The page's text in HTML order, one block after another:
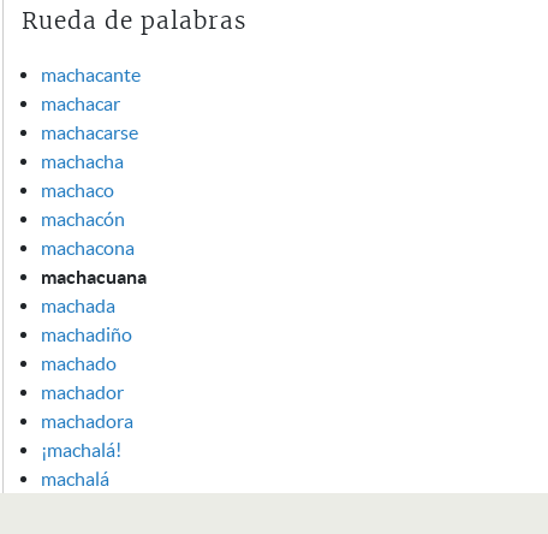
Rueda de palabras
machacante
machacar
machacarse
machacha
machaco
machacón
machacona
machacuana
machada
machadiño
machado
machador
machadora
¡machalá!
machalá